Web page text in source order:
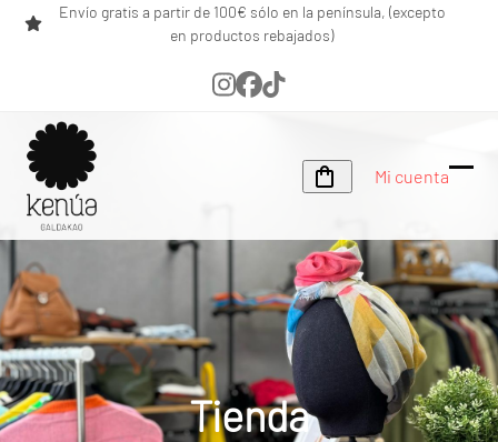
Skip
Envío gratis a partir de 100€ sólo en la península, (excepto
en productos rebajados)
Instagram
Facebook
Tiktok
Mi cuenta
Tienda